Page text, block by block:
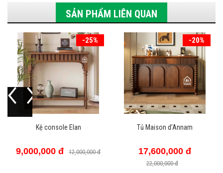
SẢN PHẨM LIÊN QUAN
-25%
đ
-20%
Tủ Maison d’Annam
17,600,000 đ
KỆ SÁCH 55
18,000,000